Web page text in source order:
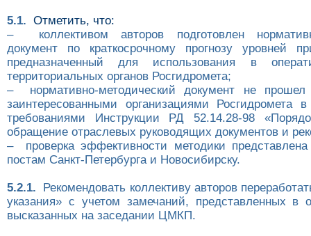
5.1. Отметить, что:
– коллективом авторов подготовлен
документ по краткосрочному прогнозу уровней
предназначенный для использования в
территориальных органов Росгидромета;
– нормативно-методический документ не прошел
заинтересованными организациями Росгидромета
требованиями Инструкции РД 52.14.28-98
обращение отраслевых руководящих документов и
– проверка эффективности методики
постам Санкт-Петербурга и Новосибирску.
5.2.1. Рекомендовать коллективу авторов
указания» с учетом замечаний, представленных
высказанных на заседании ЦМКП.